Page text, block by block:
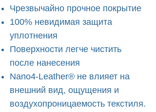
Чрезвычайно прочное покрытие
100% невидимая защита
уплотнения
Поверхности легче чистить
после нанесения
Nano4-Leather® не влияет на
внешний вид, ощущения и
воздухопроницаемость текстиля.